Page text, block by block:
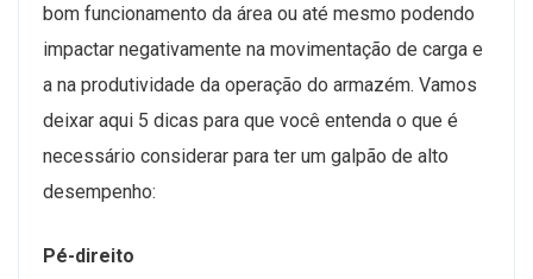
bom funcionamento da área ou até mesmo podendo
impactar negativamente na movimentação de carga e
a na produtividade da operação do armazém. Vamos
deixar aqui 5 dicas para que você entenda o que é
necessário considerar para ter um galpão de alto
desempenho:
Pé-direito